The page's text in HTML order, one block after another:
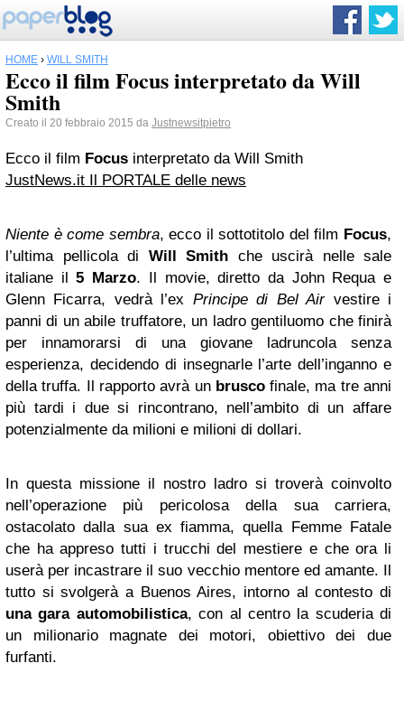
HOME › WILL SMITH
Ecco il film Focus interpretato da Will
Smith
Creato il 20 febbraio 2015 da Justnewsitpietro
Ecco il film Focus interpretato da Will Smith
JustNews.it Il PORTALE delle news
Niente è come sembra, ecco il sottotitolo del film Focus,
l’ultima pellicola di Will Smith che uscirà nelle sale
italiane il5 Marzo. Il movie, diretto da John Requa e
Glenn Ficarra, vedrà l’ex Principe di Bel Airvestire i
panni di un abile truffatore, un ladro gentiluomo che finirà
per innamorarsi di una giovane ladruncola senza
esperienza, decidendo di insegnarle l’arte dell’inganno e
della truffa. Il rapporto avrà un bruscofinale, ma tre anni
più tardi i due si rincontrano, nell’ambito di un affare
potenzialmente da milioni e milioni di dollari.
In questa missione il nostro ladro si troverà coinvolto
nell’operazione più pericolosa della sua carriera,
ostacolato dalla sua ex fiamma, quella Femme Fatale
che ha appreso tutti i trucchi del mestiere e che ora li
userà per incastrare il suo vecchio mentore ed amante. Il
tutto si svolgerà a Buenos Aires, intorno al contesto di
una gara automobilistica, con al centro la scuderia di
un milionario magnate dei motori, obiettivo dei due
furfanti.